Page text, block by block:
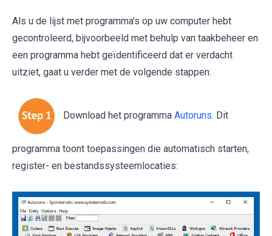
Als u de lijst met programma's op uw computer hebt
gecontroleerd, bijvoorbeeld met behulp van taakbeheer en
een programma hebt geïdentificeerd dat er verdacht
uitziet, gaat u verder met de volgende stappen:
Download het programma Autoruns. Dit
programma toont toepassingen die automatisch starten,
register- en bestandssysteemlocaties: